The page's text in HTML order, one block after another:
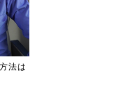
法は